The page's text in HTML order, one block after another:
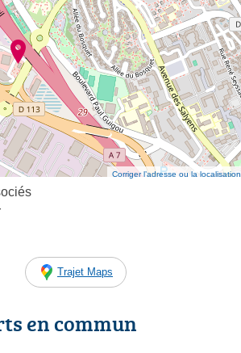
Corriger l’adresse ou la localisation
Trajet Maps
en commun